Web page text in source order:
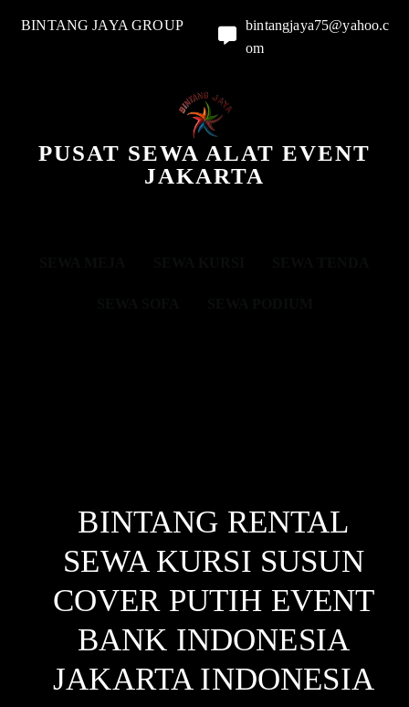
BINTANG JAYA GROUP
bintangjaya75@yahoo.c
om
PUSAT SEWA ALAT EVENT
JAKARTA
BINTANG RENTAL
SEWA KURSI SUSUN
COVER PUTIH EVENT
BANK INDONESIA
JAKARTAINDONESIA